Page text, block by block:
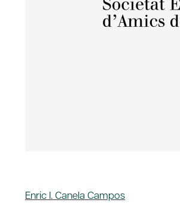
Enric I. Canela Campos